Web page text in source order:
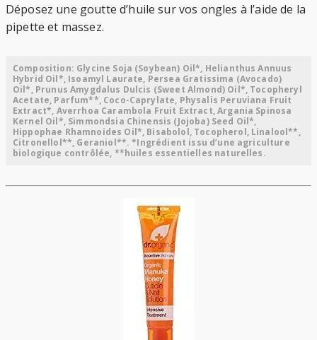
Déposez une goutte d’huile sur vos ongles à l’aide de la
pipette et massez.
Composition: Glycine Soja (Soybean) Oil*, Helianthus Annuus
Hybrid Oil*, Isoamyl Laurate, Persea Gratissima (Avocado)
Oil*, Prunus Amygdalus Dulcis (Sweet Almond) Oil*, Tocopheryl
Acetate, Parfum**, Coco-Caprylate, Physalis Peruviana Fruit
Extract*, Averrhoa Carambola Fruit Extract, Argania Spinosa
Kernel Oil*, Simmondsia Chinensis (Jojoba) Seed Oil*,
Hippophae Rhamnoides Oil*, Bisabolol, Tocopherol, Linalool**,
Citronellol**, Geraniol**. *Ingrédient issu d’une agriculture
biologique contrôlée, **huiles essentielles naturelles.